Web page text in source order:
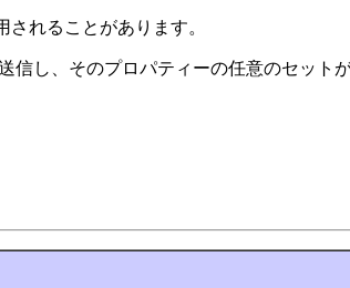
れることがあります。
信し、そのプロパティーの任意のセッ